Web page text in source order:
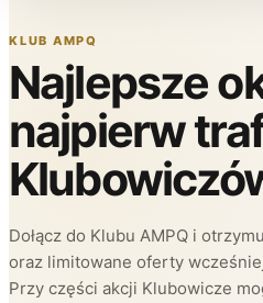
KLUB AMPQ
Najlepsze
najpierw
Dołącz do Klubu AMPQ i
oraz limitowane oferty
Przy części akcji Klubowicze